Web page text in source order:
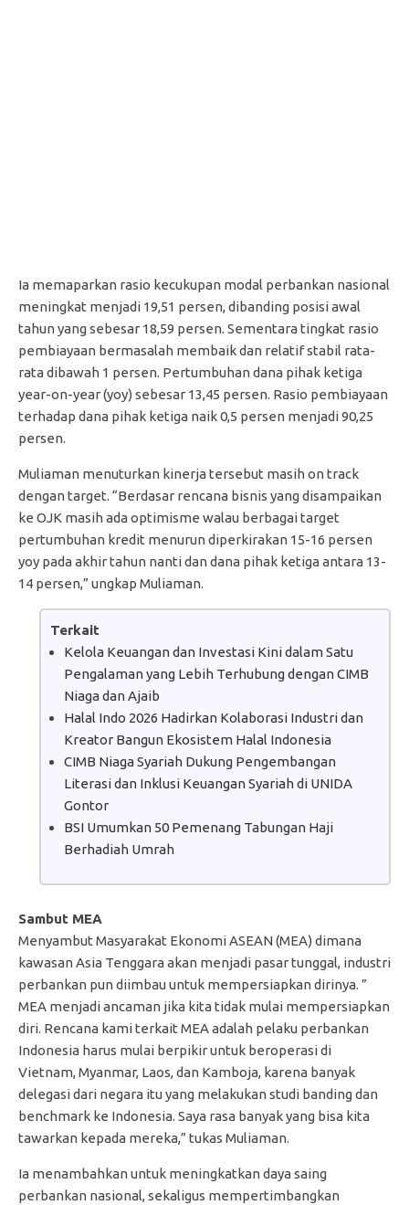
Ia memaparkan rasio kecukupan modal perbankan nasional
meningkat menjadi 19,51 persen, dibanding posisi awal
tahun yang sebesar 18,59 persen. Sementara tingkat rasio
pembiayaan bermasalah membaik dan relatif stabil rata-
rata dibawah 1 persen. Pertumbuhan dana pihak ketiga
year-on-year (yoy) sebesar 13,45 persen. Rasio pembiayaan
terhadap dana pihak ketiga naik 0,5 persen menjadi 90,25
persen.
Muliaman menuturkan kinerja tersebut masih on track
dengan target. “Berdasar rencana bisnis yang disampaikan
ke OJK masih ada optimisme walau berbagai target
pertumbuhan kredit menurun diperkirakan 15-16 persen
yoy pada akhir tahun nanti dan dana pihak ketiga antara 13-
14 persen,” ungkap Muliaman.
Terkait
Kelola Keuangan dan Investasi Kini dalam Satu
Pengalaman yang Lebih Terhubung dengan CIMB
Niaga dan Ajaib
Halal Indo 2026 Hadirkan Kolaborasi Industri dan
Kreator Bangun Ekosistem Halal Indonesia
CIMB Niaga Syariah Dukung Pengembangan
Literasi dan Inklusi Keuangan Syariah di UNIDA
Gontor
BSI Umumkan 50 Pemenang Tabungan Haji
Berhadiah Umrah
Sambut MEA
Menyambut Masyarakat Ekonomi ASEAN (MEA) dimana
kawasan Asia Tenggara akan menjadi pasar tunggal, industri
perbankan pun diimbau untuk mempersiapkan dirinya. ”
MEA menjadi ancaman jika kita tidak mulai mempersiapkan
diri. Rencana kami terkait MEA adalah pelaku perbankan
Indonesia harus mulai berpikir untuk beroperasi di
Vietnam, Myanmar, Laos, dan Kamboja, karena banyak
delegasi dari negara itu yang melakukan studi banding dan
benchmark ke Indonesia. Saya rasa banyak yang bisa kita
tawarkan kepada mereka,” tukas Muliaman.
Ia menambahkan untuk meningkatkan daya saing
perbankan nasional, sekaligus mempertimbangkan